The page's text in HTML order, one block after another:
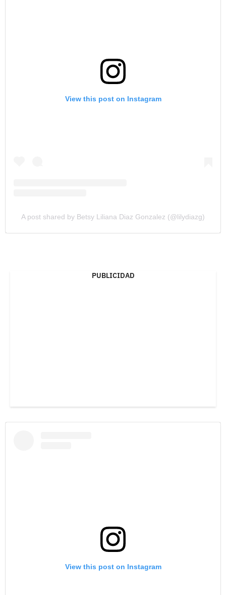
View this post on Instagram
A post shared by Betsy Liliana Diaz Gonzalez (@lilydiazg)
PUBLICIDAD
View this post on Instagram